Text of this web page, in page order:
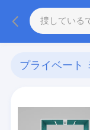
プライベート